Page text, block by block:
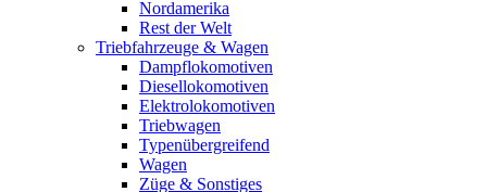
Nordamerika
Rest der Welt
Triebfahrzeuge & Wagen
Dampflokomotiven
Diesellokomotiven
Elektrolokomotiven
Triebwagen
Typenübergreifend
Wagen
Züge & Sonstiges